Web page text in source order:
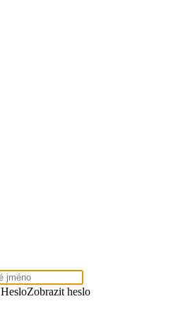
HesloZobrazit heslo